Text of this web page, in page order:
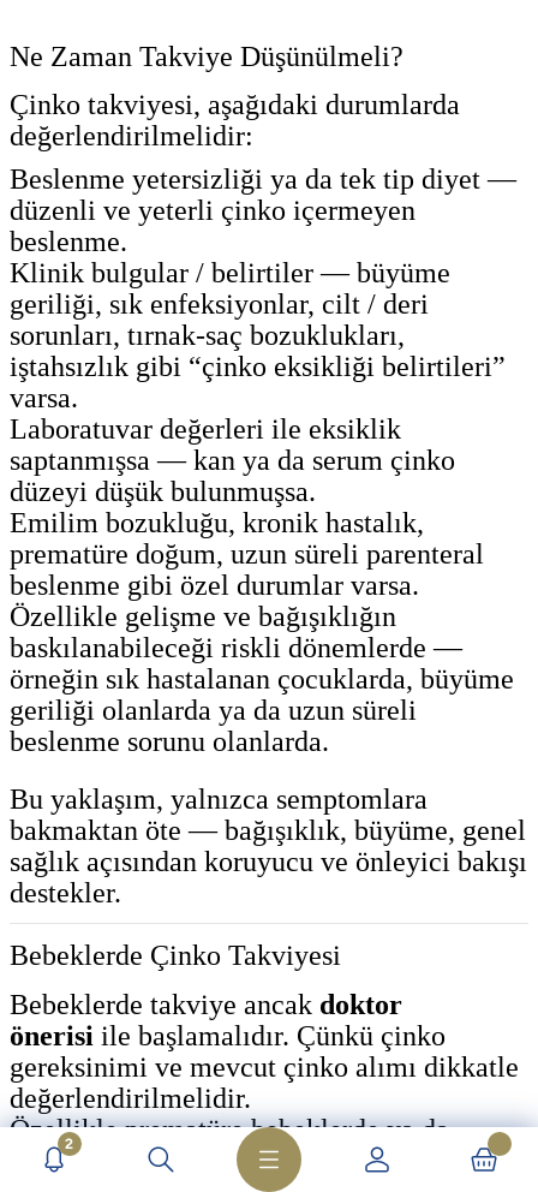
Ne Zaman Takviye Düşünülmeli?
Çinko takviyesi, aşağıdaki durumlarda
değerlendirilmelidir:
Beslenme yetersizliği ya da tek tip diyet —
düzenli ve yeterli çinko içermeyen
beslenme.
Klinik bulgular / belirtiler — büyüme
geriliği, sık enfeksiyonlar, cilt / deri
sorunları, tırnak-saç bozuklukları,
iştahsızlık gibi “çinko eksikliği belirtileri”
varsa.
Laboratuvar değerleri ile eksiklik
saptanmışsa — kan ya da serum çinko
düzeyi düşük bulunmuşsa.
Emilim bozukluğu, kronik hastalık,
prematüre doğum, uzun süreli parenteral
beslenme gibi özel durumlar varsa.
Özellikle gelişme ve bağışıklığın
baskılanabileceği riskli dönemlerde —
örneğin sık hastalanan çocuklarda, büyüme
geriliği olanlarda ya da uzun süreli
beslenme sorunu olanlarda.
Bu yaklaşım, yalnızca semptomlara
bakmaktan öte — bağışıklık, büyüme, genel
sağlık açısından koruyucu ve önleyici bakışı
destekler.
Bebeklerde Çinko Takviyesi
Bebeklerde takviye ancak doktor
önerisi ile başlamalıdır. Çünkü çinko
gereksinimi ve mevcut çinko alımı dikkatle
değerlendirilmelidir.
Özellikle prematüre bebeklerde ya da
yeterli anne sütü/alımı olmayan bebeklerde,
2